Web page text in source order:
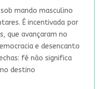
mando masculino
É incentivada por
que avançaram no
e desencanto
fé não significa
destino